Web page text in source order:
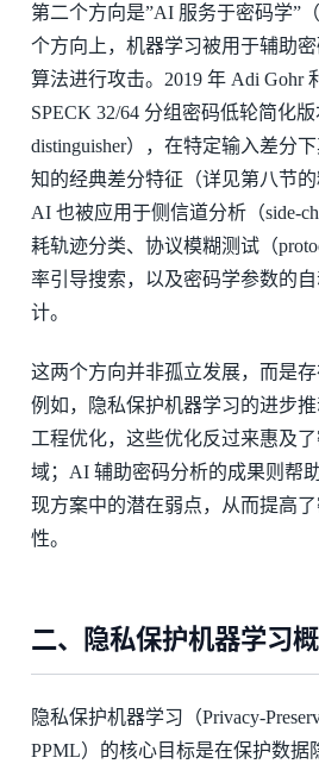
第二个方向是”AI 服务于密码学”
个方向上，机器学习被用于辅助
算法进行攻击。2019 年 Adi Gohr
SPECK 32/64 分组密码低轮简化
distinguisher），在特定输入差分
知的经典差分特征（详见第八节的
AI 也被应用于侧信道分析（side-
耗轨迹分类、协议模糊测试（
率引导搜索，以及密码学参数的
计。
这两个方向并非孤立发展，而是存
例如，隐私保护机器学习的进步
工程优化，这些优化反过来惠及
域；AI 辅助密码分析的成果则帮
现方案中的潜在弱点，从而提高
性。
二、隐私保护机器学习
隐私保护机器学习（Privacy-
PPML）的核心目标是在保护数据